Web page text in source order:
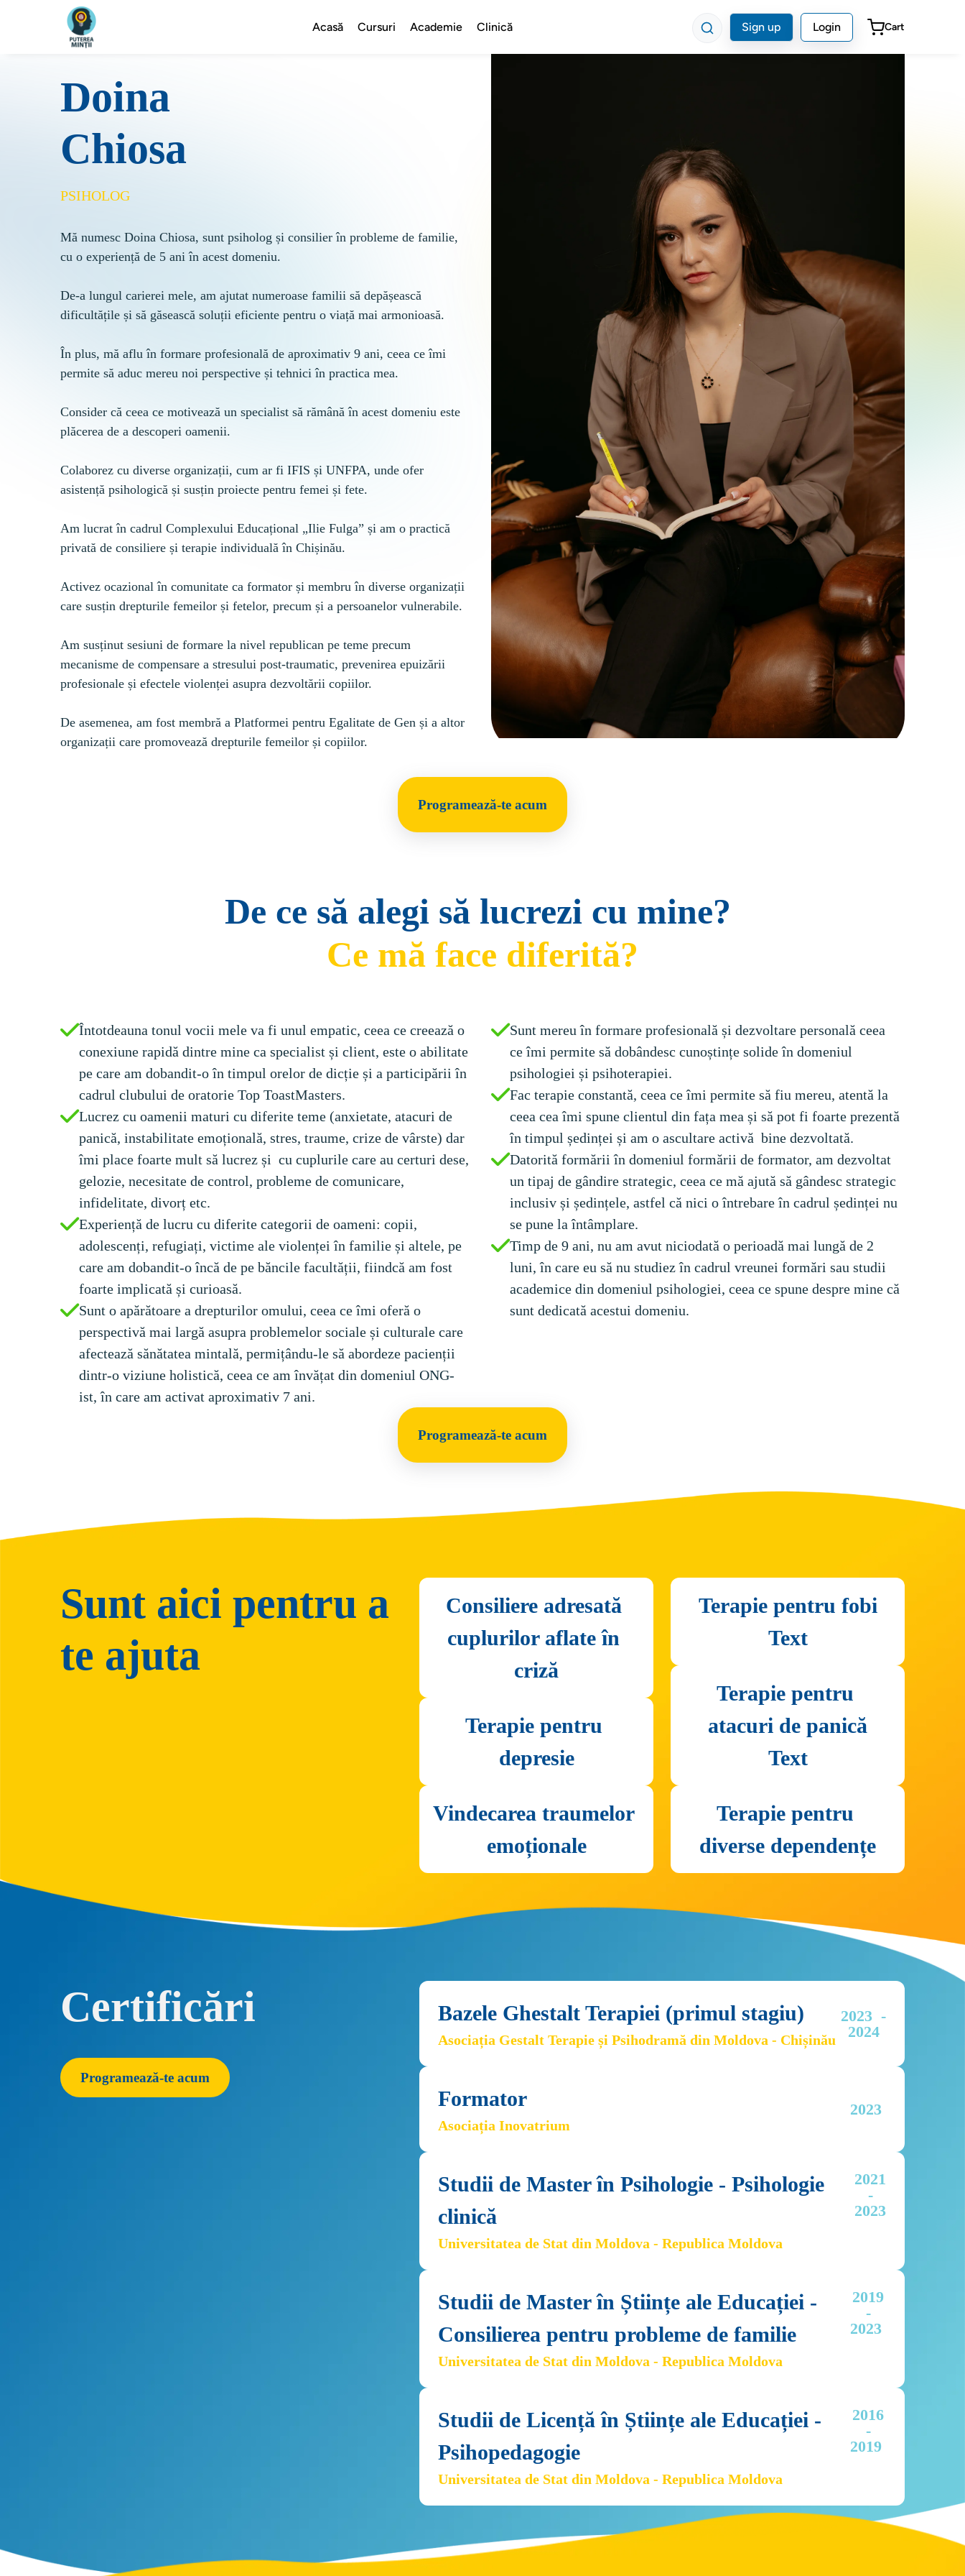
Acasă Cursuri Academie Clinică Sign up Login Cart
Doina
Chiosa
PSIHOLOG
Mă numesc Doina Chiosa, sunt psiholog și consilier în probleme de familie,
cu o experiență de 5 ani în acest domeniu.
De-a lungul carierei mele, am ajutat numeroase familii să depășească
dificultățile și să găsească soluții eficiente pentru o viață mai armonioasă.
În plus, mă aflu în formare profesională de aproximativ 9 ani, ceea ce îmi
permite să aduc mereu noi perspective și tehnici în practica mea.
Consider că ceea ce motivează un specialist să rămână în acest domeniu este
plăcerea de a descoperi oamenii.
Colaborez cu diverse organizații, cum ar fi IFIS și UNFPA, unde ofer
asistență psihologică și susțin proiecte pentru femei și fete.
Am lucrat în cadrul Complexului Educațional „Ilie Fulga” și am o practică
privată de consiliere și terapie individuală în Chișinău.
Activez ocazional în comunitate ca formator și membru în diverse organizații
care susțin drepturile femeilor și fetelor, precum și a persoanelor vulnerabile.
Am susținut sesiuni de formare la nivel republican pe teme precum
mecanisme de compensare a stresului post-traumatic, prevenirea epuizării
profesionale și efectele violenței asupra dezvoltării copiilor.
De asemenea, am fost membră a Platformei pentru Egalitate de Gen și a altor
organizații care promovează drepturile femeilor și copiilor.
Programează-te acum
De ce să alegi să lucrezi cu mine?
Ce mă face diferită?
Întotdeauna tonul vocii mele va fi unul empatic, ceea ce creează o
conexiune rapidă dintre mine ca specialist și client, este o abilitate
pe care am dobandit-o în timpul orelor de dicție și a participării în
cadrul clubului de oratorie Top ToastMasters.
Lucrez cu oamenii maturi cu diferite teme (anxietate, atacuri de
panică, instabilitate emoțională, stres, traume, crize de vârste) dar
îmi place foarte mult să lucrez și  cu cuplurile care au certuri dese,
gelozie, necesitate de control, probleme de comunicare,
infidelitate, divorț etc.
Experiență de lucru cu diferite categorii de oameni: copii,
adolescenți, refugiați, victime ale violenței în familie și altele, pe
care am dobandit-o încă de pe băncile facultății, fiindcă am fost
foarte implicată și curioasă.
Sunt o apărătoare a drepturilor omului, ceea ce îmi oferă o
perspectivă mai largă asupra problemelor sociale și culturale care
afectează sănătatea mintală, permițându-le să abordeze pacienții
dintr-o viziune holistică, ceea ce am învățat din domeniul ONG-
ist, în care am activat aproximativ 7 ani.
Sunt mereu în formare profesională și dezvoltare personală ceea
ce îmi permite să dobândesc cunoștințe solide în domeniul
psihologiei și psihoterapiei.
Fac terapie constantă, ceea ce îmi permite să fiu mereu, atentă la
ceea cea îmi spune clientul din fața mea și să pot fi foarte prezentă
în timpul ședinței și am o ascultare activă  bine dezvoltată.
Datorită formării în domeniul formării de formator, am dezvoltat
un tipaj de gândire strategic, ceea ce mă ajută să gândesc strategic
inclusiv și ședințele, astfel că nici o întrebare în cadrul ședinței nu
se pune la întâmplare.
Timp de 9 ani, nu am avut niciodată o perioadă mai lungă de 2
luni, în care eu să nu studiez în cadrul vreunei formări sau studii
academice din domeniul psihologiei, ceea ce spune despre mine că
sunt dedicată acestui domeniu.
Programează-te acum
Sunt aici pentru a
te ajuta
Consiliere adresată
cuplurilor aflate în
criză
Terapie pentru
depresie
Vindecarea traumelor
emoționale
Terapie pentru fobi
Text
Terapie pentru
atacuri de panică
Text
Terapie pentru
diverse dependențe
Certificări
Programează-te acum
Bazele Ghestalt Terapiei (primul stagiu)
Asociația Gestalt Terapie și Psihodramă din Moldova - Chișinău
2023  -
2024
Formator
Asociația Inovatrium
2023
Studii de Master în Psihologie - Psihologie
clinică
Universitatea de Stat din Moldova - Republica Moldova
2021
-
2023
Studii de Master în Științe ale Educației -
Consilierea pentru probleme de familie
Universitatea de Stat din Moldova - Republica Moldova
2019
-
2023
Studii de Licență în Științe ale Educației -
Psihopedagogie
Universitatea de Stat din Moldova - Republica Moldova
2016
-
2019